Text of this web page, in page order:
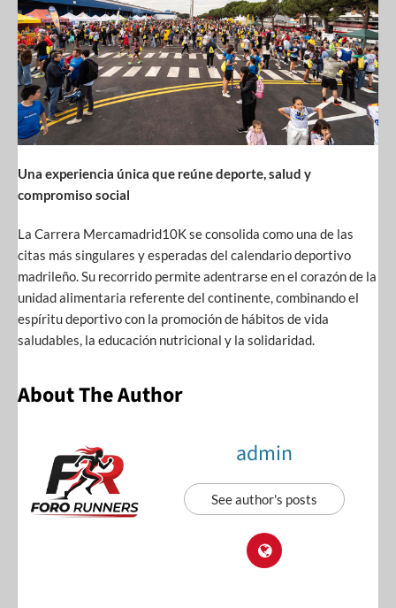
Una experiencia única que reúne deporte, salud y
compromiso social
La Carrera Mercamadrid10K se consolida como una de las
citas más singulares y esperadas del calendario deportivo
madrileño. Su recorrido permite adentrarse en el corazón de la
unidad alimentaria referente del continente, combinando el
espíritu deportivo con la promoción de hábitos de vida
saludables, la educación nutricional y la solidaridad.
About The Author
admin
See author's posts